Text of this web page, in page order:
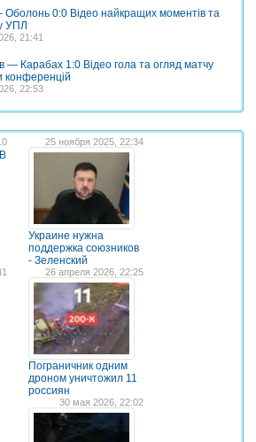
Оболонь 0:0 Відео найкращих моментів та
УПЛ
21:41
— Карабах 1:0 Відео гола та огляд матчу
конференцій
22:53
В
25 ноября 2025, 22:34
Украине нужна
поддержка союзников
- Зеленский
26 апреля 2026, 22:25
Пограничник одним
дроном уничтожил 11
россиян
30 мая 2026, 22:02